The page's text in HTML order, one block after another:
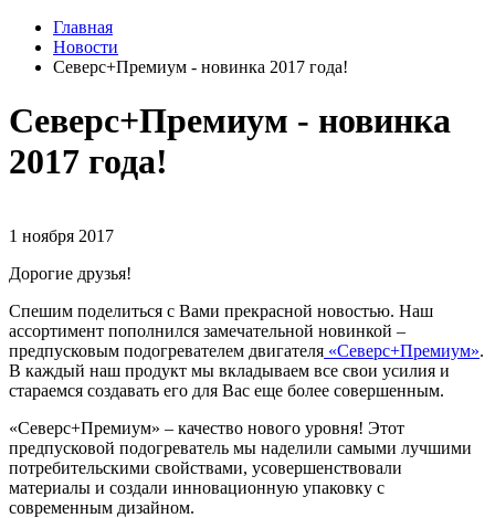
Главная
Новости
Северс+Премиум - новинка 2017 года!
Северс+Премиум - новинка
2017 года!
1 ноября 2017
Дорогие друзья!
Спешим поделиться с Вами прекрасной новостью. Наш
ассортимент пополнился замечательной новинкой –
предпусковым подогревателем двигателя «Северс+Премиум».
В каждый наш продукт мы вкладываем все свои усилия и
стараемся создавать его для Вас еще более совершенным.
«Северс+Премиум» – качество нового уровня! Этот
предпусковой подогреватель мы наделили самыми лучшими
потребительскими свойствами, усовершенствовали
материалы и создали инновационную упаковку с
современным дизайном.